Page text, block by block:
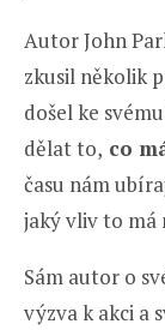
Autor John
zkusil několik
došel ke
dělat to, co
času nám
jaký vliv to má
Sám autor o
výzva k akci a